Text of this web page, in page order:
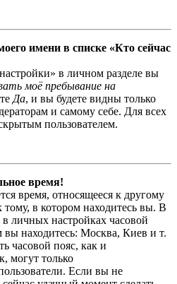
имени в списке «Кто сейчас
в личном разделе вы
моё пребывание на
Да, и вы будете видны только
и самому себе. Для всех
пользователем.
время!
время, относящееся к другому
тому, в котором находитесь вы. В
личных настройках часовой
вы находитесь: Москва, Киев и т.
часовой пояс, как и
могут только
Если вы не